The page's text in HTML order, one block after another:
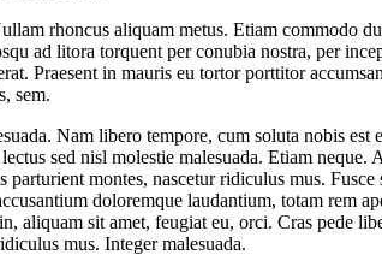
rhoncus aliquam metus. Etiam commodo
ad litora torquent per conubia nostra, per
Praesent in mauris eu tortor porttitor
sem.
Nam libero tempore, cum soluta nobis
sed nisl molestie malesuada. Etiam
montes, nascetur ridiculus mus.
doloremque laudantium, totam rem
aliquam sit amet, feugiat eu, orci. Cras pede
mus. Integer malesuada.